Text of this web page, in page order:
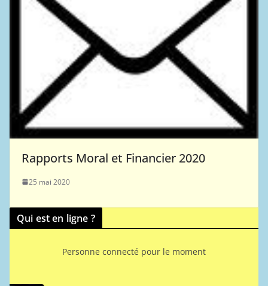
Rapports Moral et Financier 2020
25 mai 2020
Qui est en ligne ?
Personne connecté pour le moment